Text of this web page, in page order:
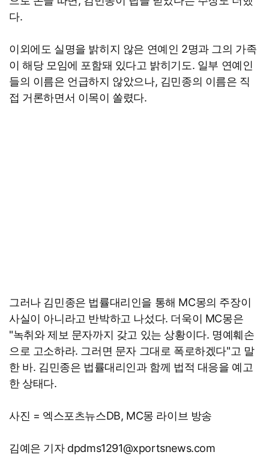
다.
이외에도 실명을 밝히지 않은 연예인 2명과 그의 가족
이 해당 모임에 포함돼 있다고 밝히기도. 일부 연예인
들의 이름은 언급하지 않았으나, 김민종의 이름은 직
접 거론하면서 이목이 쏠렸다.
그러나 김민종은 법률대리인을 통해 MC몽의 주장이
사실이 아니라고 반박하고 나섰다. 더욱이 MC몽은
"녹취와 제보 문자까지 갖고 있는 상황이다. 명예훼손
으로 고소하라. 그러면 문자 그대로 폭로하겠다"고 말
한 바. 김민종은 법률대리인과 함께 법적 대응을 예고
한 상태다.
사진 = 엑스포츠뉴스DB, MC몽 라이브 방송
김예은 기자 dpdms1291@xportsnews.com